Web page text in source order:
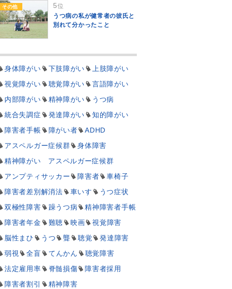
その他 5位
うつ病の私が健常者の彼氏と
別れて分かったこと
身体障がい 下肢障がい
上肢障がい
視覚障がい
聴覚障がい
言語障がい
内部障がい
精神障がい
うつ病
統合失調症
発達障がい
知的障がい
障害者手帳
障がい者
ADHD
アスペルガー症候群
身体障害
精神障がい アスペルガー症候群
アンプティサッカー
障害者
車椅子
障害者差別解消法
車いす
うつ症状
双極性障害
躁うつ病
精神障害者手帳
障害者年金
難聴 映画
視覚障害
脳性まひ
うつ 聾 聴覚
発達障害
弱視
全盲 てんかん
聴覚障害
法定雇用率
脊髄損傷
障害者採用
障害者割引
精神障害